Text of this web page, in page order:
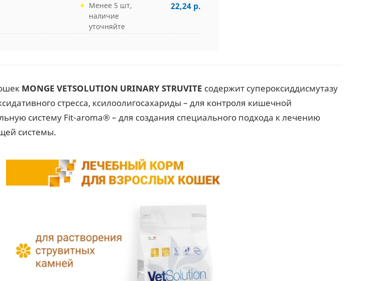
Менее 5 шт,
наличие
уточняйте
22,24 р.
MONGE VETSOLUTION URINARY STRUVITE содержит супероксиддисмутазу
стресса, ксилоолигосахариды – для контроля кишечной
систему Fit-aroma® – для создания специального подхода к лечению
системы.